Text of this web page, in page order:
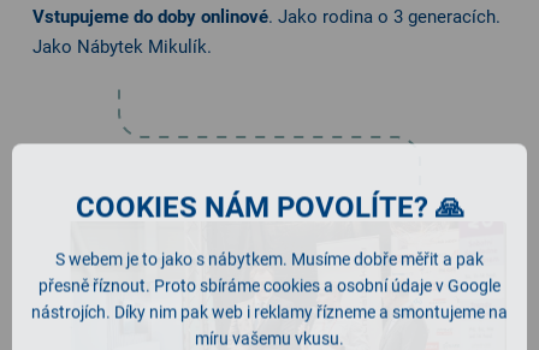
COOKIES NÁM POVOLÍTE? 🙏
S webem je to jako s nábytkem. Musíme dobře měřit a pak
přesně říznout. Proto sbíráme cookies a osobní údaje v Google
nástrojích. Díky nim pak web i reklamy řízneme a smontujeme na
míru vašemu vkusu.
Vstupujeme do doby onlinové. Jako rodina o 3 generacích.
Jako Nábytek Mikulík.